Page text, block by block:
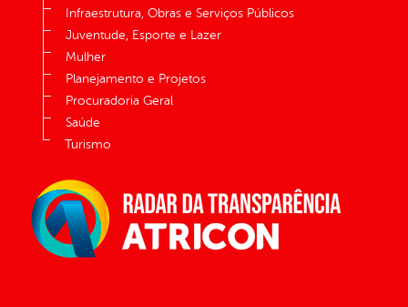
Infraestrutura, Obras e Serviços Públicos
Juventude, Esporte e Lazer
Mulher
Planejamento e Projetos
Procuradoria Geral
Saúde
Turismo